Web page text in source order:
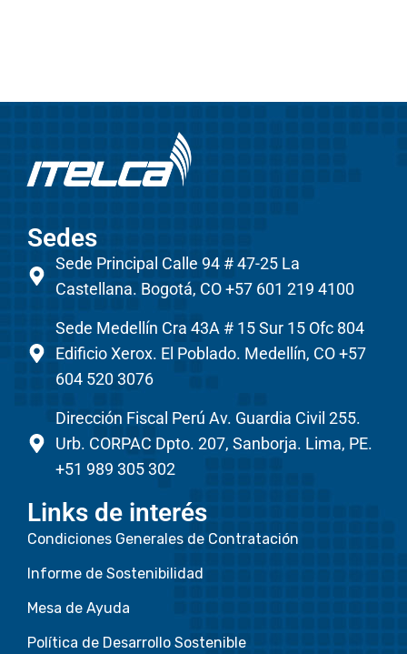
Sedes
Sede Principal Calle 94 # 47-25 La
Castellana. Bogotá, CO +57 601 219 4100
Sede Medellín Cra 43A # 15 Sur 15 Ofc 804
Edificio Xerox. El Poblado. Medellín, CO +57
604 520 3076
Dirección Fiscal Perú Av. Guardia Civil 255.
Urb. CORPAC Dpto. 207, Sanborja. Lima, PE.
+51 989 305 302
Links de interés
Condiciones Generales de Contratación
Informe de Sostenibilidad
Mesa de Ayuda
Política de Desarrollo Sostenible